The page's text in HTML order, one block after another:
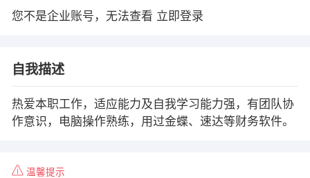
您不是企业账号，无法查看 立即登录
自我描述
热爱本职工作，适应能力及自我学习能力强，有团队协
作意识，电脑操作熟练，用过金蝶、速达等财务软件。
温馨提示